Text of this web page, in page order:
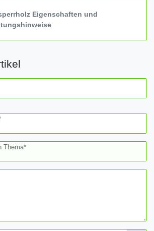
Eigenschaften und
Thema*